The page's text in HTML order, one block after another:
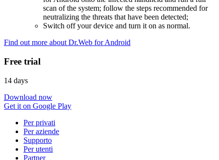
scan of the system; follow the steps recommended for
neutralizing the threats that have been detected;
Switch off your device and turn it on as normal.
Find out more about Dr.Web for Android
Free trial
14 days
Download now
Get it on Google Play
Per privati
Per aziende
Supporto
Per utenti
Partner